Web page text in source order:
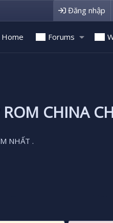
Đăng nhập
Home Forums
CHINA
NHẤT .